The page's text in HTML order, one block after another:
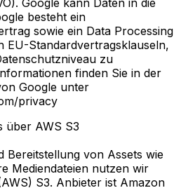
besteht ein
sowie ein Data Processing
EU-Standardvertragsklauseln,
zu
finden Sie in der
Google unter
privacy
über AWS S3
Bereitstellung von Assets wie
Mediendateien nutzen wir
S3. Anbieter ist Amazon